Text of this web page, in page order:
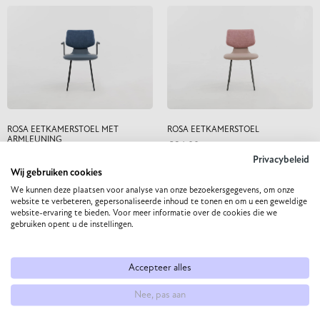
ROSA EETKAMERSTOEL MET
ARMLEUNING
PRODUCT CONFIGUREREN
ROSA EETKAMERSTOEL
Terug naar ontwerpers
Privacybeleid
Wij gebruiken cookies
We kunnen deze plaatsen voor analyse van onze bezoekersgegevens, om onze
website te verbeteren, gepersonaliseerde inhoud te tonen en om u een geweldige
website-ervaring te bieden. Voor meer informatie over de cookies die we
gebruiken opent u de instellingen.
Accepteer alles
Nee, pas aan